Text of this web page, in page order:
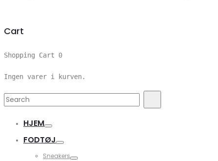
Cart
Shopping Cart 0
Ingen varer i kurven.
Search
HJEM
FODTØJ
Sneakers